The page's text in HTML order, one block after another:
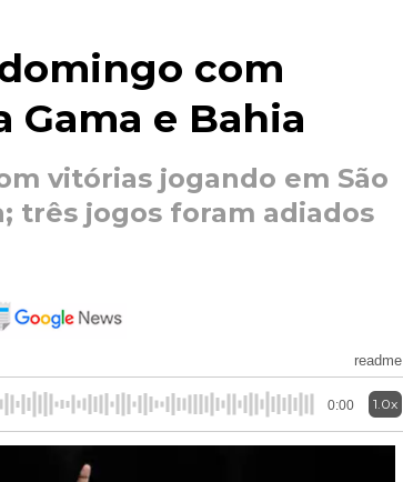
com
Gama e Bahia
vitórias jogando em São
três jogos foram adiados
readme
0:00 1.0x